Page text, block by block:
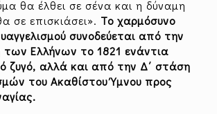
θα έλθει σε σένα και η δύναμη
σε επισκιάσει». Το χαρμόσυνο
συνοδεύεται από την
Ελλήνων το 1821 ενάντια
ζυγό, αλλά και από την Δ΄ στάση
του Ακαθίστου Ύμνου προς